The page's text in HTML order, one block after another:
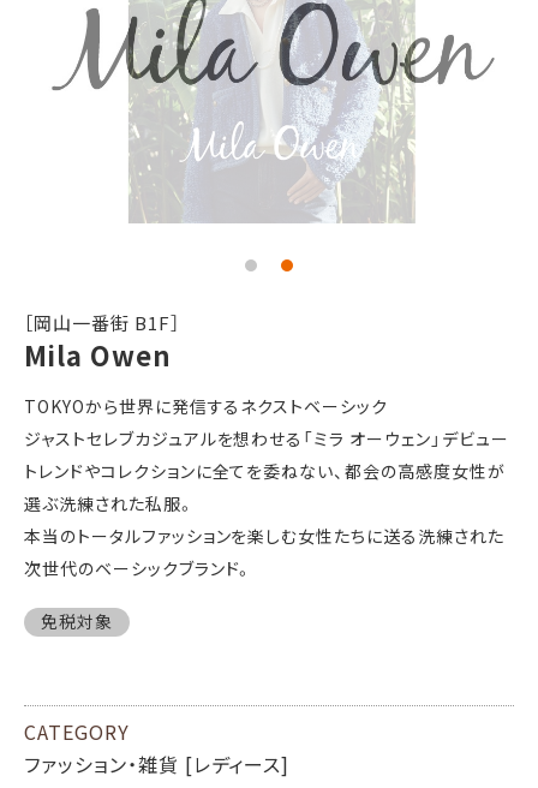
［岡山一番街 B1F］
Mila Owen
TOKYOから世界に発信するネクストベーシック
ジャストセレブカジュアルを想わせる「ミラ オーウェン」デビュー
トレンドやコレクションに全てを委ねない、都会の高感度女性が
選ぶ洗練された私服。
本当のトータルファッションを楽しむ女性たちに送る洗練された
次世代のベーシックブランド。
免税対象
CATEGORY
ファッション・雑貨 [レディース]